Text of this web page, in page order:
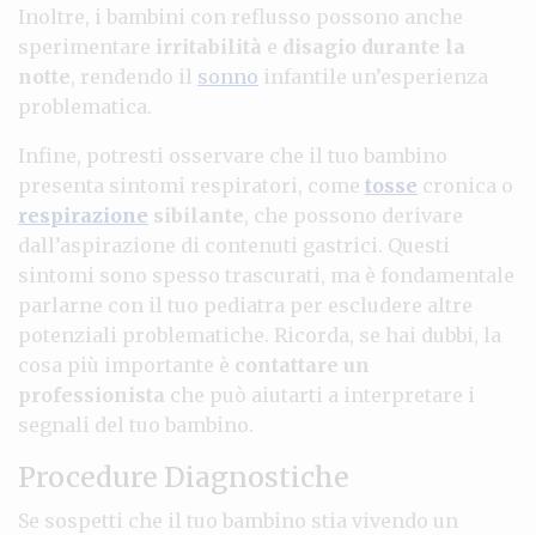
Inoltre, i bambini con reflusso possono anche
sperimentare irritabilità e disagio durante la
notte, rendendo il sonno infantile un’esperienza
problematica.
Infine, potresti osservare che il tuo bambino
presenta sintomi respiratori, come tosse cronica o
respirazione sibilante, che possono derivare
dall’aspirazione di contenuti gastrici. Questi
sintomi sono spesso trascurati, ma è fondamentale
parlarne con il tuo pediatra per escludere altre
potenziali problematiche. Ricorda, se hai dubbi, la
cosa più importante è contattare un
professionista che può aiutarti a interpretare i
segnali del tuo bambino.
Procedure Diagnostiche
Se sospetti che il tuo bambino stia vivendo un